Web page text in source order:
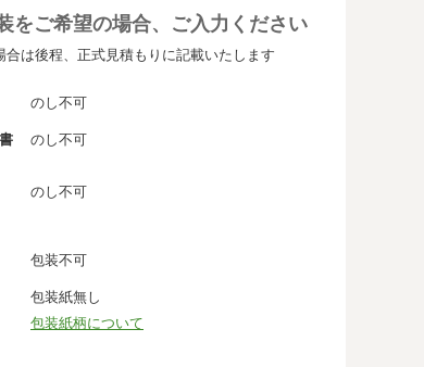
をご希望の場合、ご入力ください
合は後程、正式見積もりに記載いたします
のし不可
のし不可
のし不可
包装不可
包装紙無し
包装紙柄について